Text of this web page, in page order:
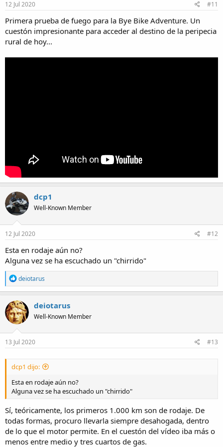
12 Jul 2020 #11
Primera prueba de fuego para la Bye Bike Adventure. Un
cuestón impresionante para acceder al destino de la peripecia
rural de hoy...
dcp1
Well-Known Member
12 Jul 2020 #12
Esta en rodaje aún no?
Alguna vez se ha escuchado un "chirrido"
R
e
a
c
t
i
o
n
s
deiotarus
deiotarus
Well-Known Member
13 Jul 2020 #13
dcp1 dijo:
Esta en rodaje aún no?
Alguna vez se ha escuchado un "chirrido"
Sí, teóricamente, los primeros 1.000 km son de rodaje. De
todas formas, procuro llevarla siempre desahogada, dentro
de lo que el motor permite. En el cuestón del vídeo iba más o
menos entre medio y tres cuartos de gas.